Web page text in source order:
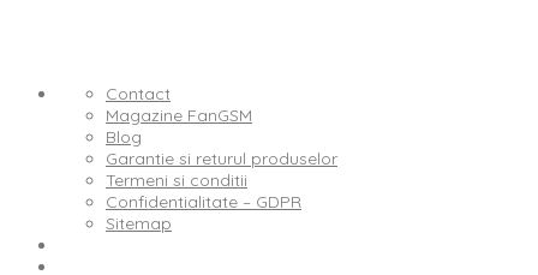
Contact
Magazine FanGSM
Blog
Garantie si returul produselor
Termeni si conditii
Confidentialitate – GDPR
Sitemap